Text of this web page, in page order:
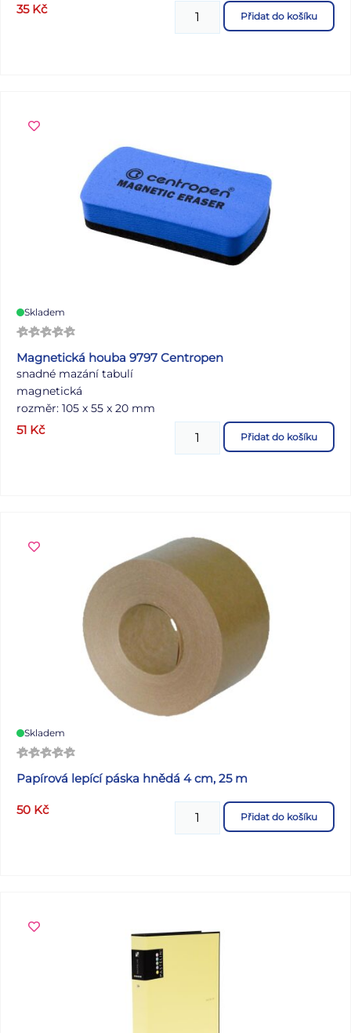
35 Kč Přidat do košíku
Skladem
Magnetická houba 9797 Centropen
snadné mazání tabulí
magnetická
rozměr: 105 x 55 x 20 mm
51 Kč Přidat do košíku
Skladem
Papírová lepící páska hnědá 4 cm, 25 m
50 Kč Přidat do košíku